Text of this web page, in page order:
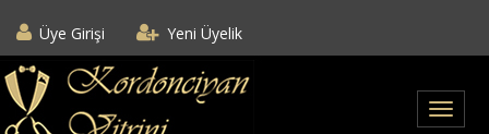
Üye Girişi Yeni Üyelik